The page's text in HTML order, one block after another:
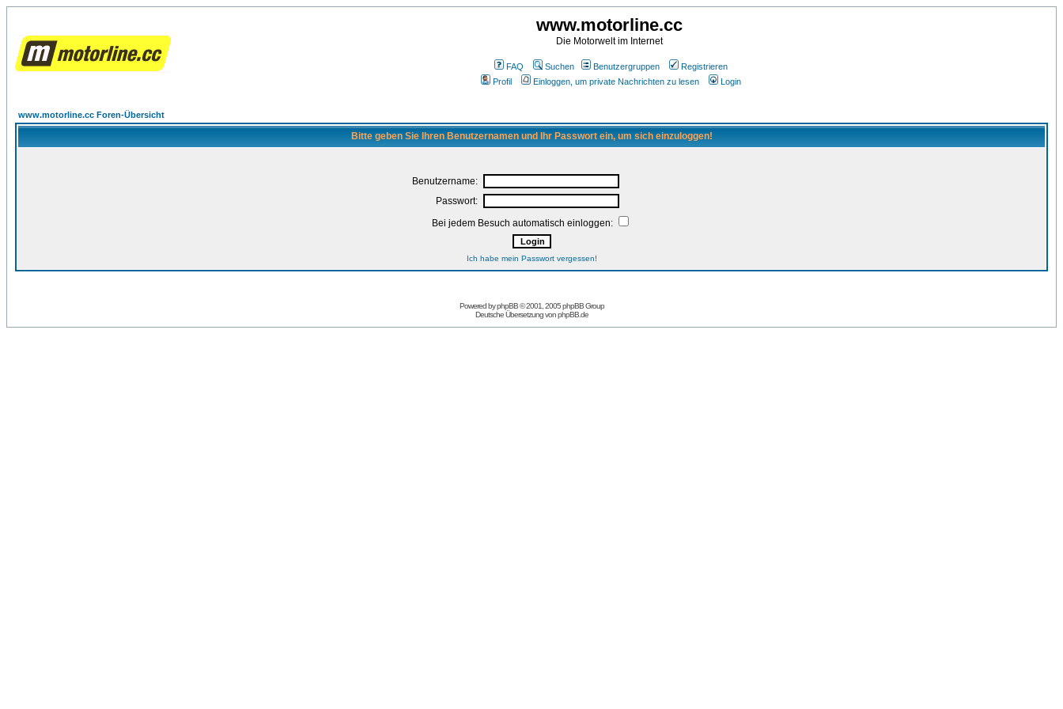
www.motorline.cc
Die Motorwelt im Internet
FAQ Suchen Benutzergruppen
Registrieren
Profil
Einloggen, um private Nachrichten zu lesen Login
www.motorline.cc Foren-Übersicht
Bitte geben Sie Ihren Benutzernamen und Ihr Passwort ein, um sich einzuloggen!
Benutzername:
Passwort:
Bei jedem Besuch automatisch einloggen:
Ich habe mein Passwort vergessen!
Powered byphpBB© 2001, 2005 phpBB Group
Deutsche Übersetzung vonphpBB.de